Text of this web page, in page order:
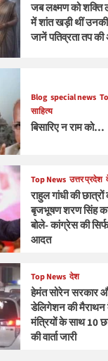
जब लक्ष्मण को शक्ति
में शांत खड़ी थीं उनकी
जानें पतिव्रता तप
Blog special news
साहित्य
बिसारिए न राम को…
Top News उत्तर प्रदेश
राहुल गांधी की
बृजभूषण शरण सिंह
बोले- कांग्रेस की
आदत
Top News देश
हेमंत सोरेन सरकार
डेलिगेशन की
मंत्रियों के साथ 10
की वार्ता जारी